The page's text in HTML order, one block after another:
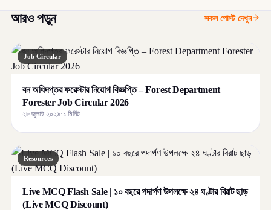
আরও পড়ুন সকল পোস্ট দেখুন
Job Circular
বন অধিদপ্তর ফরেস্টার নিয়োগ বিজ্ঞপ্তি – Forest Department
Forester Job Circular 2026
২৮ জুলাই ২০২৬·১ মিনিট
Resources
Live MCQ Flash Sale | ১০ বছরে পদার্পণ উপলক্ষে ২৪ ঘণ্টার বিরাট ছাড়
(Live MCQ Discount)